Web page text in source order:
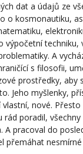
dat a údajů ze
o kosmonautiku,
výpočetní techniku,
A
s filosofii,
prostředky, aby
Jeho myšlenky,
vlastní, nové.
rád poradil,
A pracoval do
přemáhat